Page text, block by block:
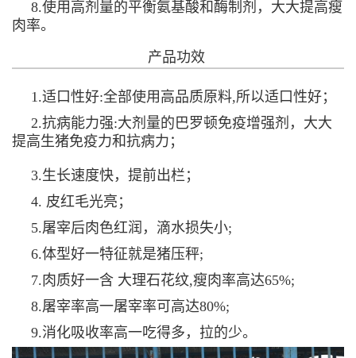
8.使用高剂量的平衡氨基酸和酶制剂，大大提高瘦
肉率。
产品功效
1.适口性好:全部使用高品质原料,所以适口性好；
2.抗病能力强:大剂量的巴罗顿免疫增强剂，大大
提高生猪免疫力和抗病力；
3.生长速度快，提前出栏；
4. 皮红毛光亮；
5.屠宰后肉色红润，滴水损失小;
6.体型好一特征就是猪压秤;
7.肉质好一含 大理石花纹,瘦肉率高达65%;
8.屠宰率高一屠宰率可高达80%;
9.消化吸收率高一吃得多，拉的少。